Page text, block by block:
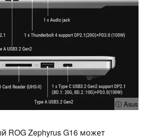
ⓘ Asus
ROG Zephyrus G16 может